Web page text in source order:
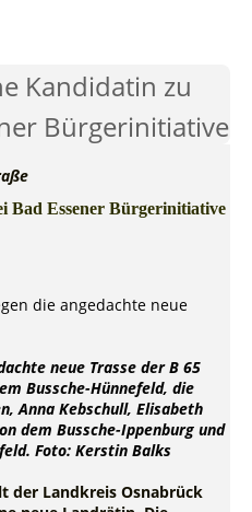
Kandidatin zu
Bürgerinitiative
Bad Essener Bürgerinitiative
neue Trasse der B 65
Bussche-Hünnefeld, die
Anna Kebschull, Elisabeth
dem Bussche-Ippenburg und
Foto: Kerstin Balks
der Landkreis Osnabrück